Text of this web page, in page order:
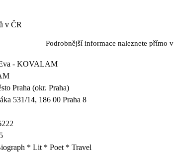
v ČR
Podrobnější informace naleznete přímo v
- KOVALAM
Praha (okr. Praha)
531/14, 186 00 Praha 8
* Lit * Poet * Travel